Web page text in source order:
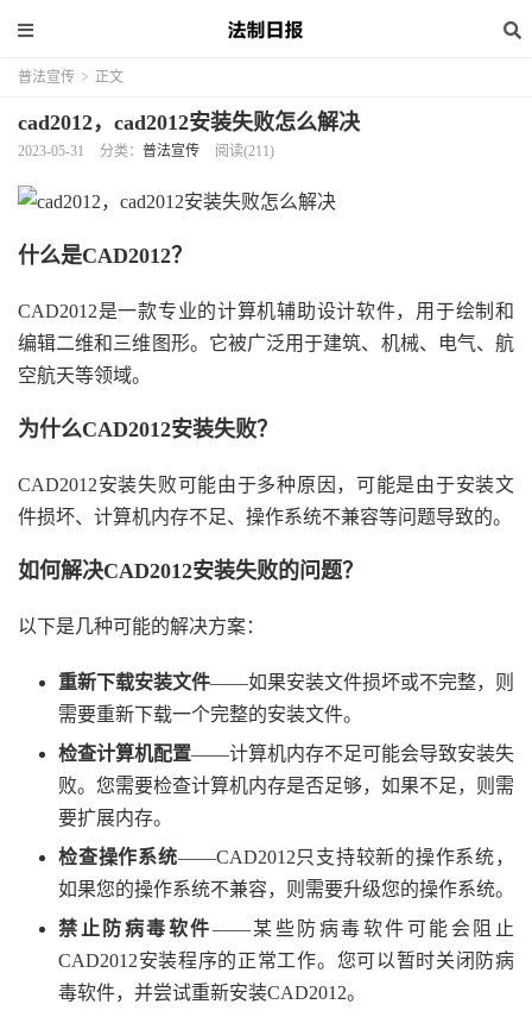
普法宣传 > 正文
cad2012，cad2012安装失败怎么解决
2023-05-31 分类： 普法宣传 阅读(211)
什么是CAD2012？
CAD2012是一款专业的计算机辅助设计软件，用于绘制和
编辑二维和三维图形。它被广泛用于建筑、机械、电气、航
空航天等领域。
为什么CAD2012安装失败？
CAD2012安装失败可能由于多种原因，可能是由于安装文
件损坏、计算机内存不足、操作系统不兼容等问题导致的。
如何解决CAD2012安装失败的问题？
以下是几种可能的解决方案：
重新下载安装文件——如果安装文件损坏或不完整，则
需要重新下载一个完整的安装文件。
检查计算机配置——计算机内存不足可能会导致安装失
败。您需要检查计算机内存是否足够，如果不足，则需
要扩展内存。
检查操作系统——CAD2012只支持较新的操作系统，
如果您的操作系统不兼容，则需要升级您的操作系统。
禁止防病毒软件——某些防病毒软件可能会阻止
CAD2012安装程序的正常工作。您可以暂时关闭防病
毒软件，并尝试重新安装CAD2012。